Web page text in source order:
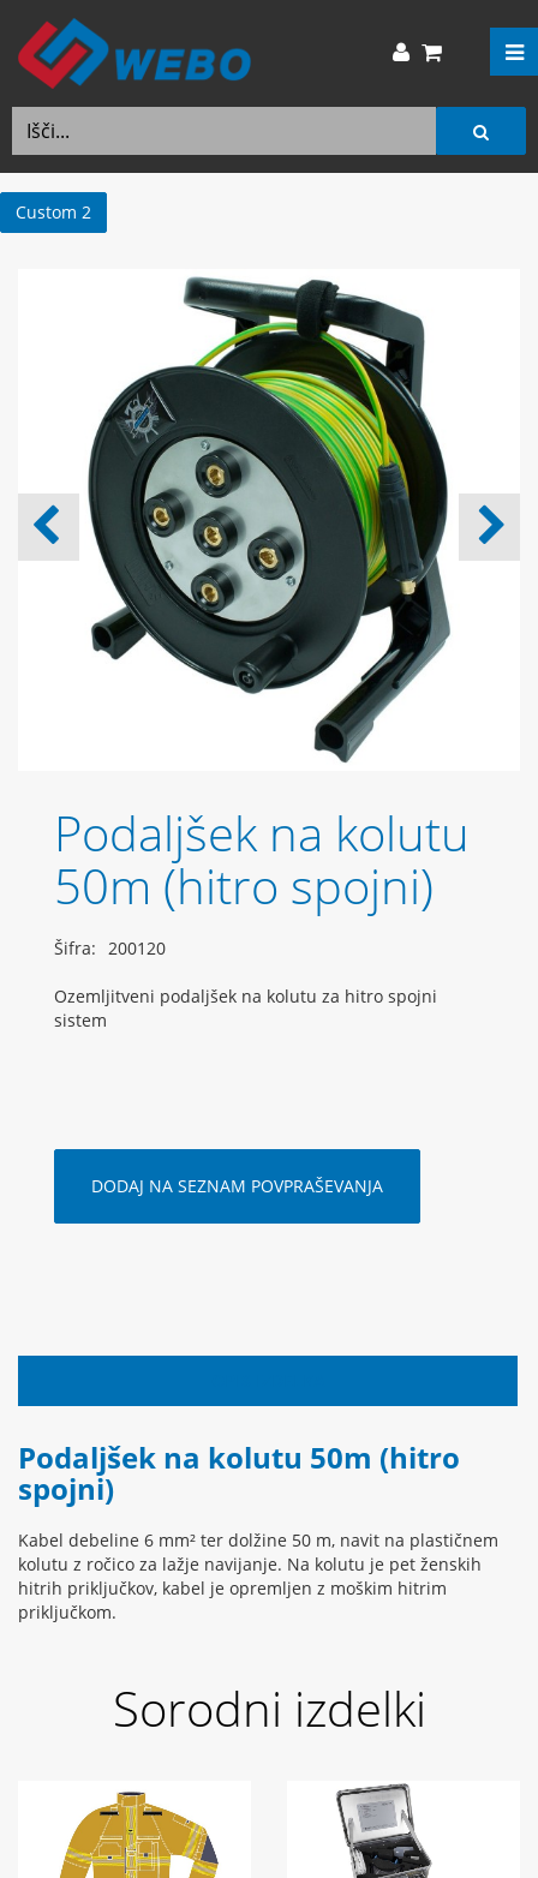
Custom 2
Podaljšek na kolutu
50m (hitro spojni)
Šifra: 200120
Ozemljitveni podaljšek na kolutu za hitro spojni
sistem
DODAJ NA SEZNAM POVPRAŠEVANJA
Podaljšek na kolutu 50m (hitro
spojni)
Kabel debeline 6 mm² ter dolžine 50 m, navit na plastičnem
kolutu z ročico za lažje navijanje. Na kolutu je pet ženskih
hitrih priključkov, kabel je opremljen z moškim hitrim
priključkom.
Sorodni izdelki